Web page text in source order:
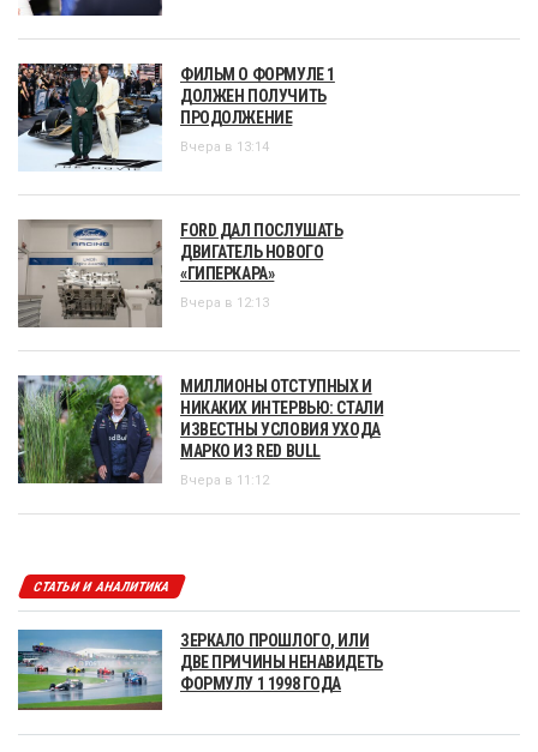
ФИЛЬМ О ФОРМУЛЕ 1
ДОЛЖЕН ПОЛУЧИТЬ
ПРОДОЛЖЕНИЕ
Вчера в 13:14
FORD ДАЛ ПОСЛУШАТЬ
ДВИГАТЕЛЬ НОВОГО
«ГИПЕРКАРА»
Вчера в 12:13
МИЛЛИОНЫ ОТСТУПНЫХ И
НИКАКИХ ИНТЕРВЬЮ: СТАЛИ
ИЗВЕСТНЫ УСЛОВИЯ УХОДА
МАРКО ИЗ RED BULL
Вчера в 11:12
СТАТЬИ И АНАЛИТИКА
ЗЕРКАЛО ПРОШЛОГО, ИЛИ
ДВЕ ПРИЧИНЫ НЕНАВИДЕТЬ
ФОРМУЛУ 1 1998 ГОДА